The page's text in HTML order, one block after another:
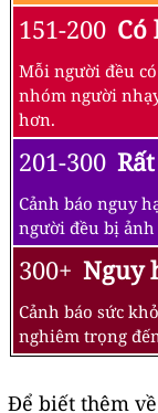
151-200 Có
Mỗi người đều
nhóm người
hơn.
201-300
Cảnh báo nguy
người đều bị
300+ Nguy
Cảnh báo sức
nghiêm trọng
Để biết thêm